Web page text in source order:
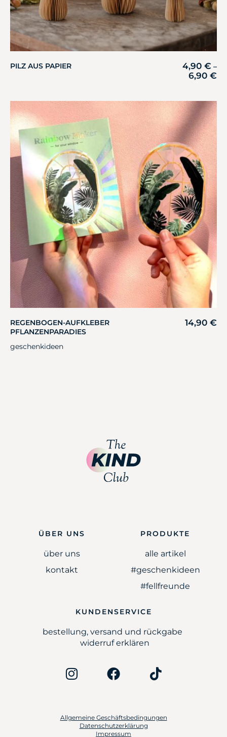
PILZ AUS PAPIER 4,90 € –
6,90 €
REGENBOGEN-AUFKLEBER
PFLANZENPARADIES
14,90 €
geschenkideen
ÜBER UNS
über uns
kontakt
PRODUKTE
alle artikel
#geschenkideen
#fellfreunde
KUNDENSERVICE
bestellung, versand und rückgabe
widerruf erklären
Allgemeine Geschäftsbedingungen
Datenschutzerklärung
Impressum